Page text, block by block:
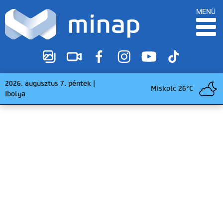
MENÜ
2026. augusztus 7. péntek |
Ibolya
Miskolc 26°C